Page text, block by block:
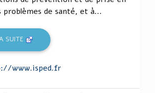
problèmes de santé, et à...
SUITE
www.isped.fr